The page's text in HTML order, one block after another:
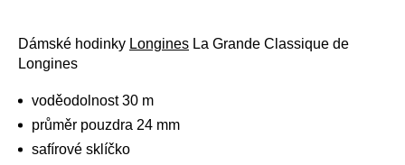
Dámské hodinky Longines La Grande Classique de
Longines
voděodolnost 30 m
průměr pouzdra 24 mm
safírové sklíčko